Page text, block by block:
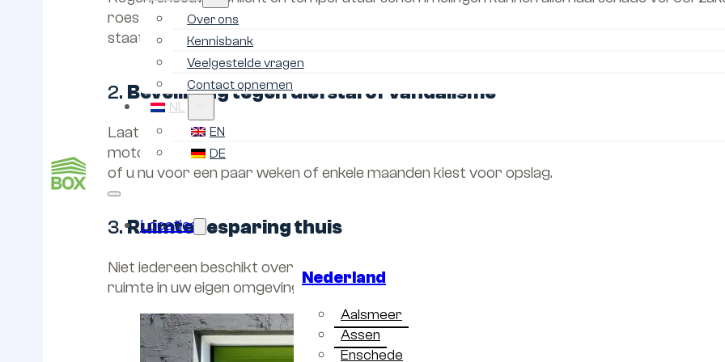
Over ons
Kennisbank
Veelgestelde vragen
Contact opnemen
NL
EN
DE
Locaties
Nederland
Aalsmeer
Assen
Enschede
roestvorming, doffe lak, uitdroging van rubbers en beschadigde elektronica. In een goed
staat uw motor altijd droog en beschut.
2. Beveiliging tegen diefstal of vandalisme
Laat u uw motor buiten staan, dan loopt u altijd risico op diefstal of beschadiging. In een
motor is toegang beperkt, vaak met cameratoezicht, toegangscontrole en
of u nu voor een paar weken of enkele maanden kiest voor opslag.
3.Ruimtebesparing thuis
Niet iedereen beschikt over een garage of voldoende buitenruimte. Door een externe
ruimte in uw eigen omgeving, zonder concessies te doen aan veiligheid of gemak.